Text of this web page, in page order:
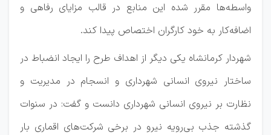
واسطه‌ها مقرر شده این منابع در قالب مزایای رفاهی و
اضافه‌کار به خود کارگران اختصاص پیدا کند.
شهردار کرمانشاه یکی دیگر از اهداف طرح را ایجاد انضباط در
ساختار نیروی انسانی شهرداری و انسجام در مدیریت و
نظارت بر نیروی انسانی شهرداری دانست و گفت: در سنوات
گذشته جذب بی‌رویه نیرو در برخی شرکت‌های اقماری بار